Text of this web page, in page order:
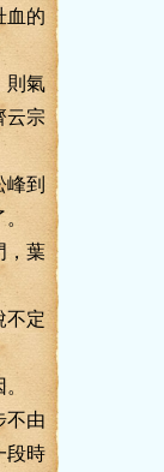
的
氣
云宗
到
葉
定
由
段時